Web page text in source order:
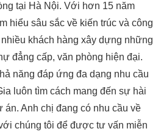
tại Hà Nội. Với hơn 15 năm
hiểu sâu sắc về kiến trúc và công
khách hàng xây dựng những
đẳng cấp, văn phòng hiện đại.
năng đáp ứng đa dạng nhu cầu
luôn tìm cách mang đến sự hài
án. Anh chị đang có nhu cầu về
chúng tôi để được tư vấn miễn